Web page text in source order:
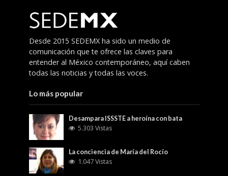
Desde 2015 SEDEMX ha sido un medio de
comunicación que te ofrece las claves para
entender al México contemporáneo, aquí caben
todas las noticias y todas las voces.
Lo más popular
Desampara ISSSTE a heroína con bata
5.303 Vistas
La conciencia de María del Rocío
1.047 Vistas